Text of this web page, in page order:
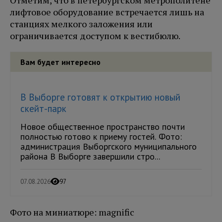
лифтовое оборудование встречается лишь на
станциях мелкого заложения или
ограничивается доступом к вестибюлю.
Вам будет интересно
В Выборге готовят к открытию новый
скейт-парк
Новое общественное пространство почти
полностью готово к приему гостей. Фото:
администрация Выборгского муниципального
района В Выборге завершили стро...
07.08.2026 97
Фото на миниатюре: magnific